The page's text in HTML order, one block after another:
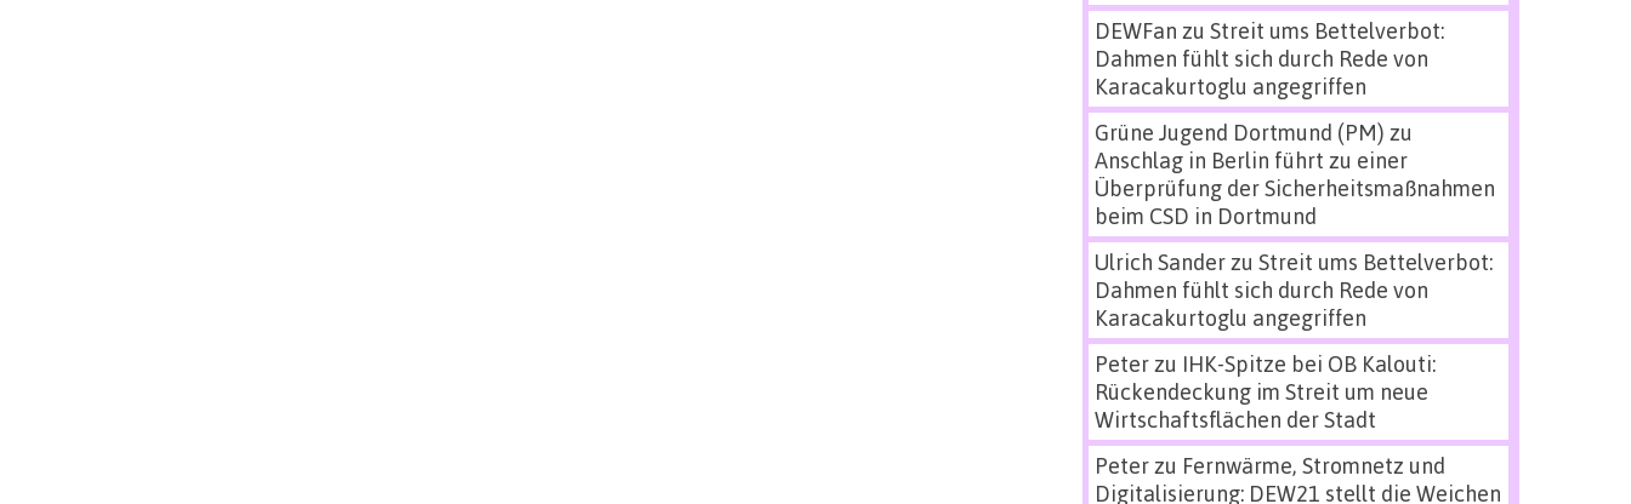
DEWFan zu Streit ums Bettelverbot:
Dahmen fühlt sich durch Rede von
Karacakurtoglu angegriffen
Grüne Jugend Dortmund (PM) zu
Anschlag in Berlin führt zu einer
Überprüfung der Sicherheitsmaßnahmen
beim CSD in Dortmund
Ulrich Sanderzu Streit ums Bettelverbot:
Dahmen fühlt sich durch Rede von
Karacakurtoglu angegriffen
Peterzu IHK-Spitze bei OB Kalouti:
Rückendeckung im Streit um neue
Wirtschaftsflächen der Stadt
Peterzu Fernwärme, Stromnetz und
Digitalisierung: DEW21 stellt die Weichen